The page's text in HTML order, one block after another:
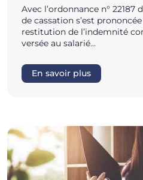
Avec l’ordonnance n° 22187
de cassation s’est
restitution de l’indemnité
versée au salarié…
En savoir plus